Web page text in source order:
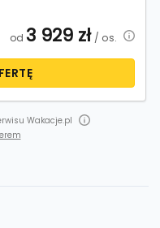
od 3 929 zł/ os.
Wakacje.pl